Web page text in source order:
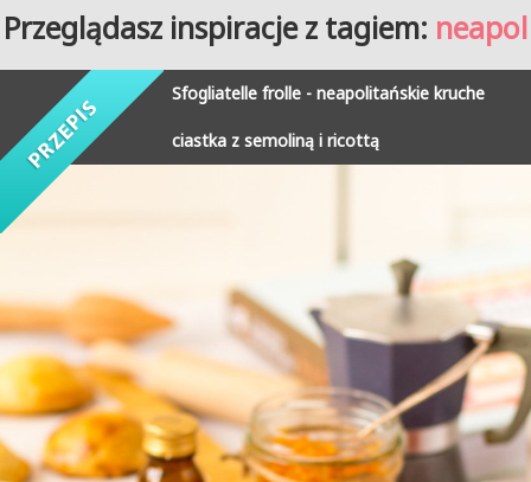
Przeglądasz inspiracje z tagiem: neapol
Sfogliatelle frolle - neapolitańskie kruche
ciastka z semoliną i ricottą